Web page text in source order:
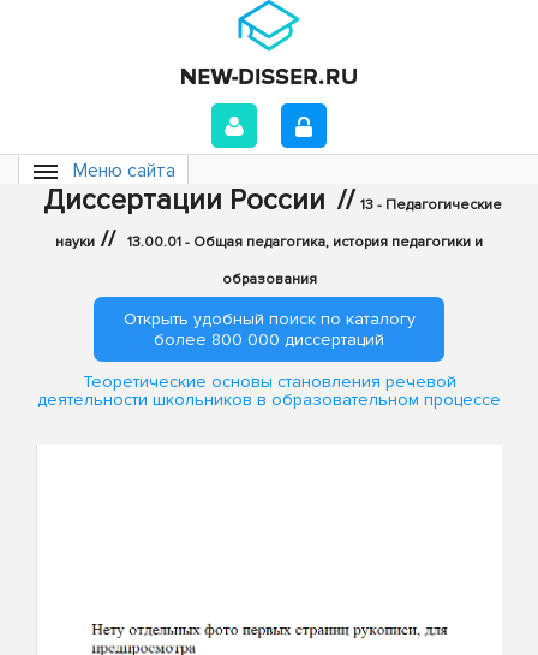
Меню сайта
Диссертации России // 13 - Педагогические
науки // 13.00.01 - Общая педагогика, история педагогики и
образования
Открыть удобный поиск по каталогу
более 800 000 диссертаций
Теоретические основы становления речевой
деятельности школьников в образовательном процессе